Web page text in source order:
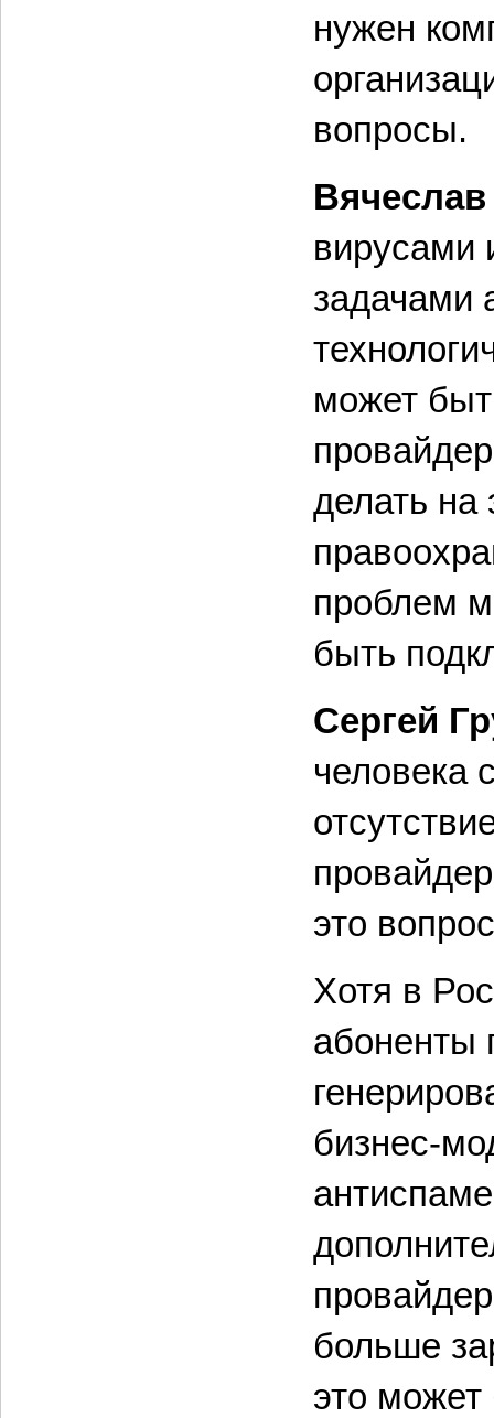
нужен
вопросы.
вирусами
задачами
может
делать
проблем
быть
Сергей
человека
это
Хотя в
абоненты
бизнес-
больше
это может